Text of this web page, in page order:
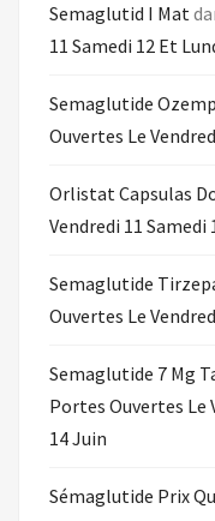
Semaglutid I Mat
11 Samedi 12 Et
Semaglutide
Ouvertes Le
Orlistat Capsulas
Vendredi 11 Samedi
Semaglutide
Ouvertes Le
Semaglutide 7 Mg
Portes Ouvertes Le
14 Juin
Sémaglutide Prix